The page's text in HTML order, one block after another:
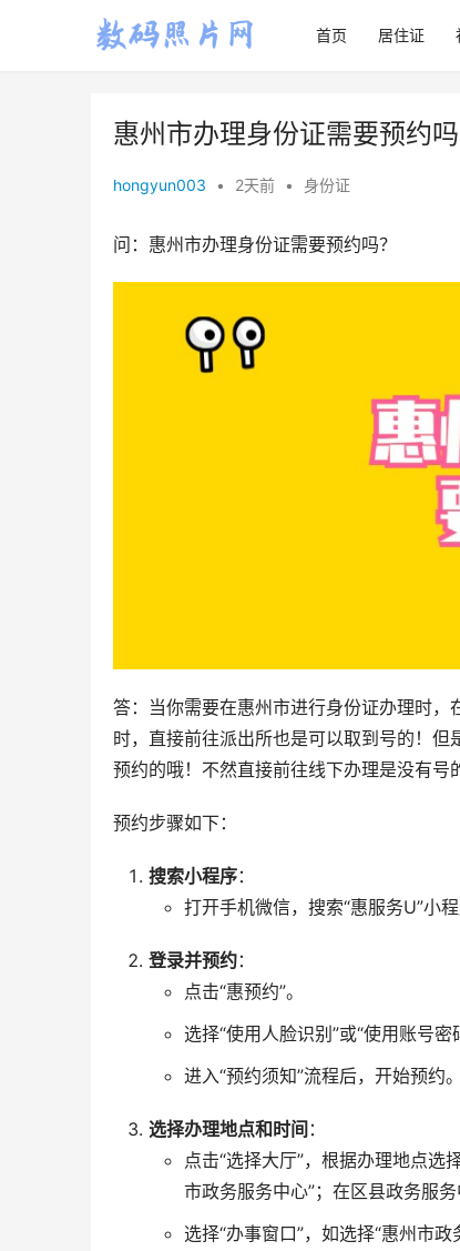
首页 居住证
惠州市办理身份证需要预约吗
hongyun003 • 2天前 • 身份证
问：惠州市办理身份证需要预约吗？
答：当你需要在惠州市进行身份证办理时
时，直接前往派出所也是可以取到号的！
预约的哦！不然直接前往线下办理是没有号
预约步骤如下：
搜索小程序：
打开手机微信，搜索“惠服务U”小程
登录并预约：
点击“惠预约”。
选择“使用人脸识别”或“使用账号密
进入“预约须知”流程后，开始预约。
选择办理地点和时间 ：
点击“选择大厅”，根据办理地点
市政务服务中心”；在区县政务服
选择“办事窗口”，如选择“惠州市